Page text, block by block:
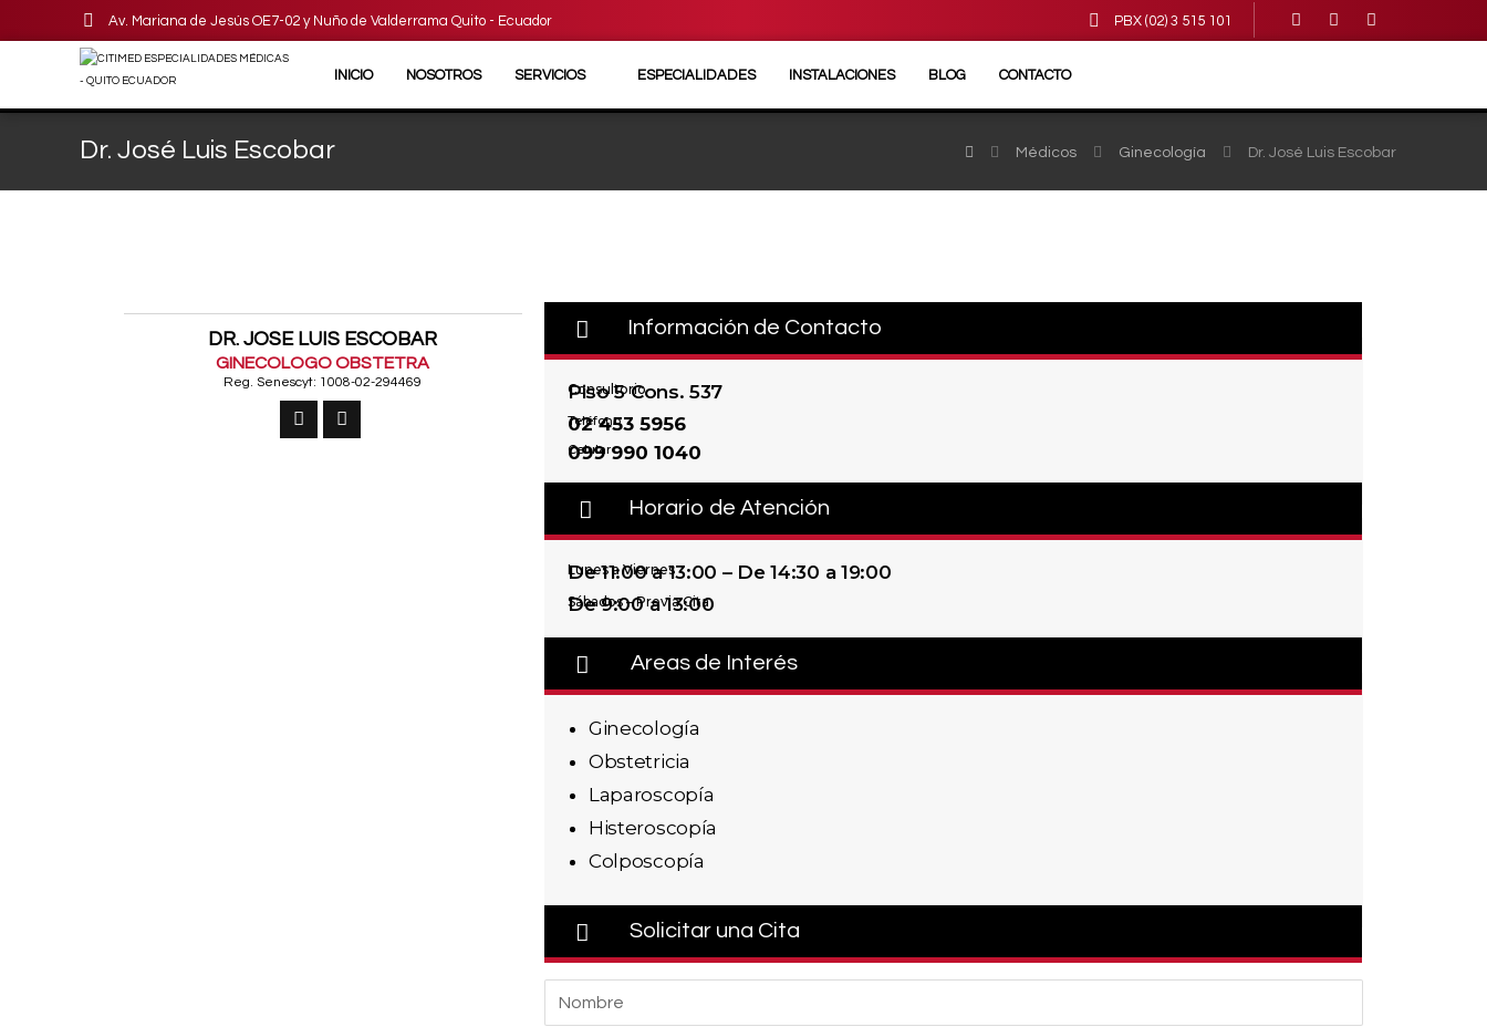
Av. Mariana de Jesús OE7-02 y Nuño de Valderrama Quito - Ecuador PBX (02) 3 515 101
INICIO NOSOTROS SERVICIOS ESPECIALIDADES INSTALACIONES BLOG CONTACTO
Dr. José Luis Escobar Médicos Ginecología Dr. José Luis Escobar
DR. JOSE LUIS ESCOBAR
GINECOLOGO OBSTETRA
Reg. Senescyt: 1008-02-294469
Información de Contacto
Consultorio
Piso 5 Cons. 537
Teléfono
02 453 5956
Celular
099 990 1040
Horario de Atención
Lunes a Viernes
De 11:00 a 13:00 – De 14:30 a 19:00
Sábados – Previa Cita
De 9:00 a 13:00
Areas de Interés
Ginecología
Obstetricia
Laparoscopía
Histeroscopía
Colposcopía
Solicitar una Cita